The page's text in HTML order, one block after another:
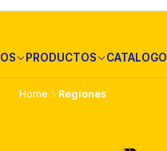
PRODUCTOS CATALOGO
Home Regiones